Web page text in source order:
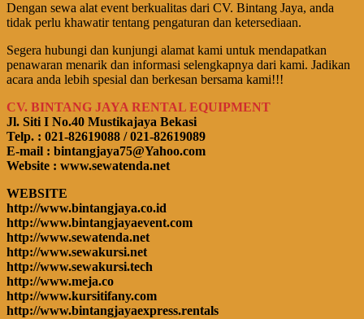
Dengan sewa alat event berkualitas dari CV. Bintang Jaya, anda
tidak perlu khawatir tentang pengaturan dan ketersediaan.
Segera hubungi dan kunjungi alamat kami untuk mendapatkan
penawaran menarik dan informasi selengkapnya dari kami. Jadikan
acara anda lebih spesial dan berkesan bersama kami!!!
CV. BINTANG JAYA RENTAL EQUIPMENT
Jl. Siti I No.40 Mustikajaya Bekasi
Telp. : 021-82619088 / 021-82619089
E-mail : bintangjaya75@Yahoo.com
Website : www.sewatenda.net
WEBSITE
http://www.bintangjaya.co.id
http://www.bintangjayaevent.com
http://www.sewatenda.net
http://www.sewakursi.net
http://www.sewakursi.tech
http://www.meja.co
http://www.kursitifany.com
http://www.bintangjayaexpress.rentals